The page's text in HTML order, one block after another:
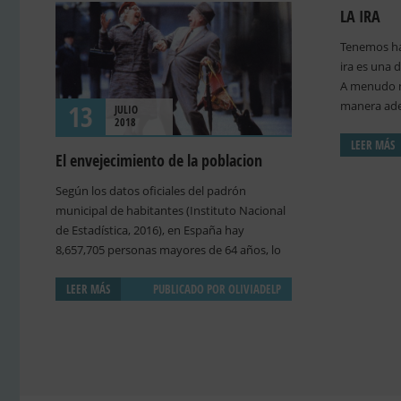
13
JULIO
2018
El envejecimiento de la poblacion
Según los datos oficiales del padrón
municipal de habitantes (Instituto Nacional
de Estadística, 2016), en España hay
8,657,705 personas mayores de 64 años, lo
innegable que la sociedad española está
LEER MÁS PUBLICADO POR OLIVIADELP
LA IRA
Tenemos
ira es una
A menudo
manera
que van
LEER MÁS